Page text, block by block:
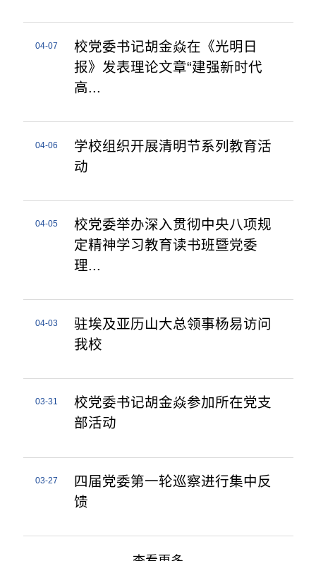
04-07
校党委书记胡金焱在《光明日
报》发表理论文章“建强新时代
高...
04-06
学校组织开展清明节系列教育活
动
04-05
校党委举办深入贯彻中央八项规
定精神学习教育读书班暨党委
理...
04-03
驻埃及亚历山大总领事杨易访问
我校
03-31
校党委书记胡金焱参加所在党支
部活动
03-27
四届党委第一轮巡察进行集中反
馈